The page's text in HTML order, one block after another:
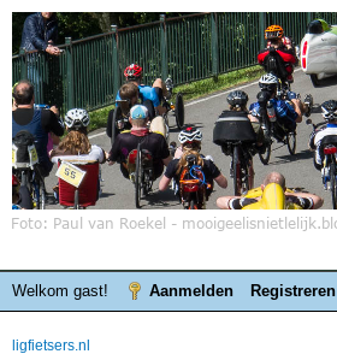
Welkom gast! Aanmelden Registreren
ligfietsers.nl